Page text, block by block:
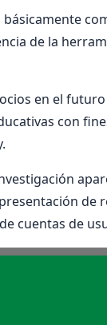
de la
en el
con
de
cuentas de